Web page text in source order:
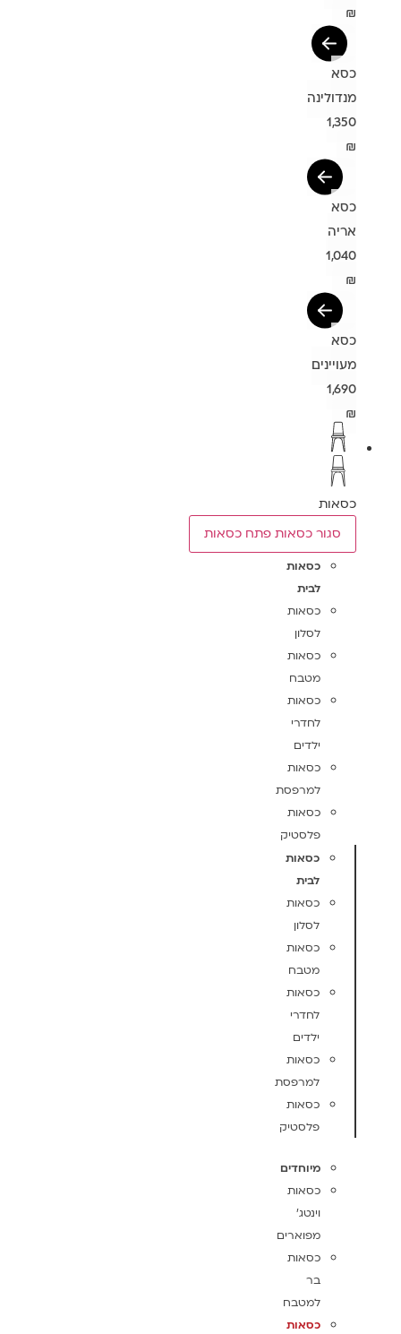
₪
כסא
מנדולינה
1,350
₪
כסא
אריה
1,040
₪
כסא
מעויינים
1,690
₪
כסאות
סגור כסאות פתח כסאות
כסאות
לבית
כסאות
לסלון
כסאות
מטבח
כסאות
לחדרי
ילדים
כסאות
למרפסת
כסאות
פלסטיק
כסאות
לבית
כסאות
לסלון
כסאות
מטבח
כסאות
לחדרי
ילדים
כסאות
למרפסת
כסאות
פלסטיק
מיוחדים
כסאות
וינטג'
מפוארים
כסאות
בר
למטבח
כסאות